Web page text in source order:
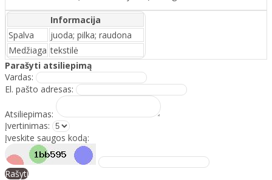
Informacija
Spalva
juoda; pilka; raudona
Medžiaga tekstilė
Parašyti atsiliepimą
Vardas:
El. pašto adresas:
Atsiliepimas:
Įvertinimas:
Įveskite saugos kodą:
Rašyti